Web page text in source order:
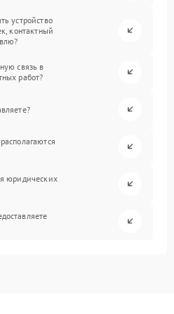
устройство
контактный
связь в
работ?
юридических